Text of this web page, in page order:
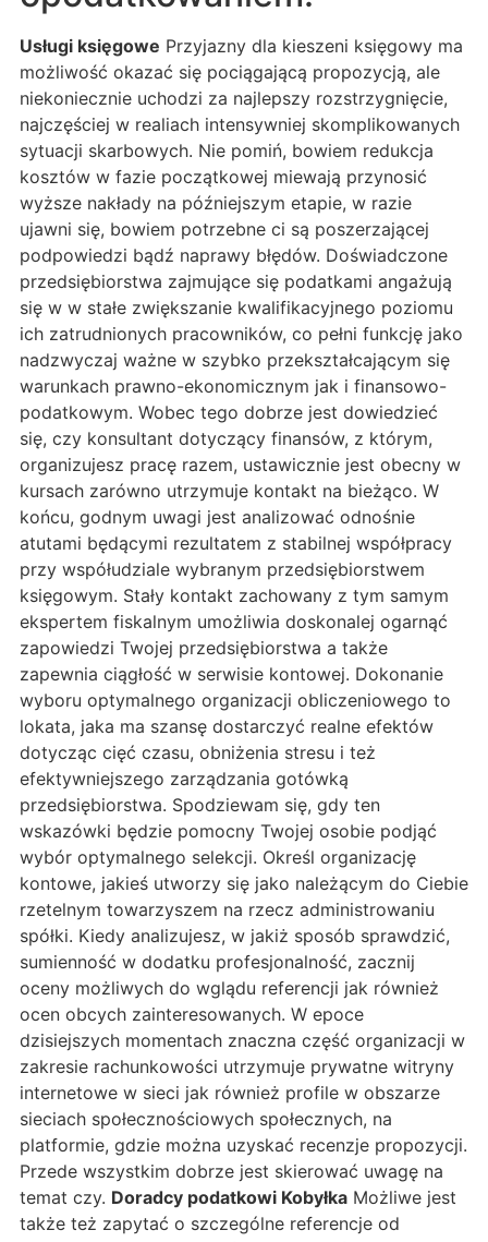
Usługi księgowe Przyjazny dla kieszeni księgowy ma
możliwość okazać się pociągającą propozycją, ale
niekoniecznie uchodzi za najlepszy rozstrzygnięcie,
najczęściej w realiach intensywniej skomplikowanych
sytuacji skarbowych. Nie pomiń, bowiem redukcja
kosztów w fazie początkowej miewają przynosić
wyższe nakłady na późniejszym etapie, w razie
ujawni się, bowiem potrzebne ci są poszerzającej
podpowiedzi bądź naprawy błędów. Doświadczone
przedsiębiorstwa zajmujące się podatkami angażują
się w w stałe zwiększanie kwalifikacyjnego poziomu
ich zatrudnionych pracowników, co pełni funkcję jako
nadzwyczaj ważne w szybko przekształcającym się
warunkach prawno-ekonomicznym jak i finansowo-
podatkowym. Wobec tego dobrze jest dowiedzieć
się, czy konsultant dotyczący finansów, z którym,
organizujesz pracę razem, ustawicznie jest obecny w
kursach zarówno utrzymuje kontakt na bieżąco. W
końcu, godnym uwagi jest analizować odnośnie
atutami będącymi rezultatem z stabilnej współpracy
przy współudziale wybranym przedsiębiorstwem
księgowym. Stały kontakt zachowany z tym samym
ekspertem fiskalnym umożliwia doskonalej ogarnąć
zapowiedzi Twojej przedsiębiorstwa a także
zapewnia ciągłość w serwisie kontowej. Dokonanie
wyboru optymalnego organizacji obliczeniowego to
lokata, jaka ma szansę dostarczyć realne efektów
dotycząc cięć czasu, obniżenia stresu i też
efektywniejszego zarządzania gotówką
przedsiębiorstwa. Spodziewam się, gdy ten
wskazówki będzie pomocny Twojej osobie podjąć
wybór optymalnego selekcji. Określ organizację
kontowe, jakieś utworzy się jako należącym do Ciebie
rzetelnym towarzyszem na rzecz administrowaniu
spółki. Kiedy analizujesz, w jakiż sposób sprawdzić,
sumienność w dodatku profesjonalność, zacznij
oceny możliwych do wglądu referencji jak również
ocen obcych zainteresowanych. W epoce
dzisiejszych momentach znaczna część organizacji w
zakresie rachunkowości utrzymuje prywatne witryny
internetowe w sieci jak również profile w obszarze
sieciach społecznościowych społecznych, na
platformie, gdzie można uzyskać recenzje propozycji.
Przede wszystkim dobrze jest skierować uwagę na
temat czy. Doradcy podatkowi Kobyłka Możliwe jest
także też zapytać o szczególne referencje od